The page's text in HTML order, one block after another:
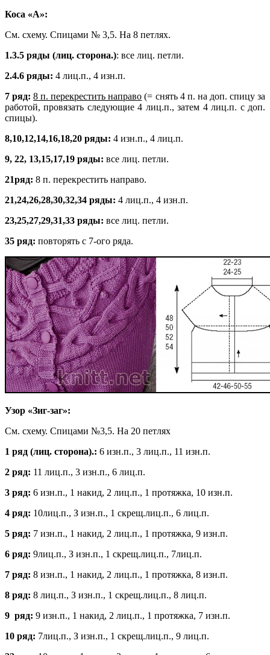
Коса «А»:
См. схему. Спицами № 3,5. На 8 петлях.
1.3.5 ряды (лиц. сторона.): все лиц. петли.
2.4.6 ряды: 4 лиц.п., 4 изн.п.
7 ряд: 8 п. перекрестить направо (= снять 4 п. на доп. спицу за
работой, провязать следующие 4 лиц.п., затем 4 лиц.п. с доп.
спицы).
8,10,12,14,16,18,20 ряды: 4 изн.п., 4 лиц.п.
9, 22, 13,15,17,19 ряды: все лиц. петли.
21ряд: 8 п. перекрестить направо.
21,24,26,28,30,32,34 ряды: 4 лиц.п., 4 изн.п.
23,25,27,29,31,33 ряды: все лиц. петли.
35 ряд: повторять с 7-ого ряда.
Узор «Зиг-заг»:
См. схему. Спицами №3,5. На 20 петлях
1 ряд (лиц. сторона).: 6 изн.п., 3 лиц.п., 11 изн.п.
2 ряд: 11 лиц.п., 3 изн.п., 6 лиц.п.
3 ряд: 6 изн.п., 1 накид, 2 лиц.п., 1 протяжка, 10 изн.п.
4 ряд: 10лиц.п., З изн.п., 1 скрещ.лиц.п., 6 лиц.п.
5 ряд: 7 изн.п., 1 накид, 2 лиц.п., 1 протяжка, 9 изн.п.
6 ряд: 9лиц.п., З изн.п., 1 скрещ.лиц.п., 7лиц.п.
7 ряд: 8 изн.п., 1 накид, 2 лиц.п., 1 протяжка, 8 изн.п.
8 ряд: 8 лиц.п., З изн.п., 1 скрещ.лиц.п., 8 лиц.п.
9 ряд: 9 изн.п., 1 накид, 2 лиц.п., 1 протяжка, 7 изн.п.
10 ряд: 7лиц.п., З изн.п., 1 скрещ.лиц.п., 9 лиц.п.